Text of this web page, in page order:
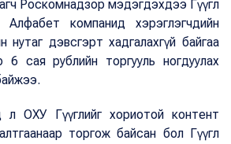
Роскомнадзор мэдэгдэхдээ Гүүгл
Алфабет компанид хэрэглэгчдийн
дэвсгэрт хадгалахгүй байгаа
6 сая рублийн торгууль ногдуулах
ОХУ Гүүглийг хориотой контент
торгож байсан бол Гүүгл